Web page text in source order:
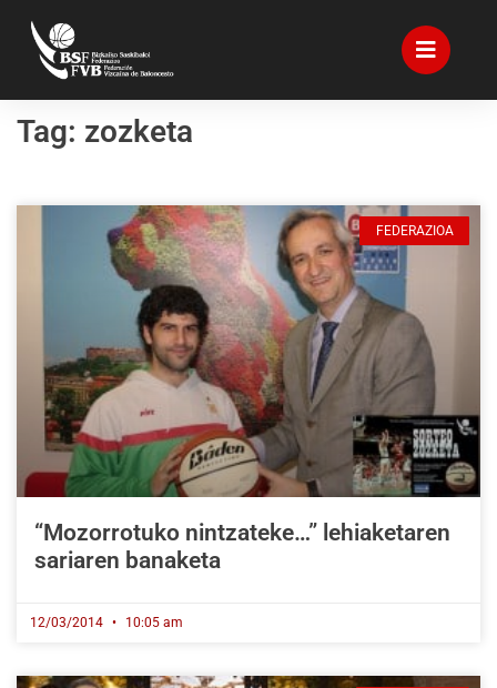
Tag: zozketa
FEDERAZIOA
“Mozorrotuko nintzateke…” lehiaketaren
sariaren banaketa
12/03/2014 10:05 am